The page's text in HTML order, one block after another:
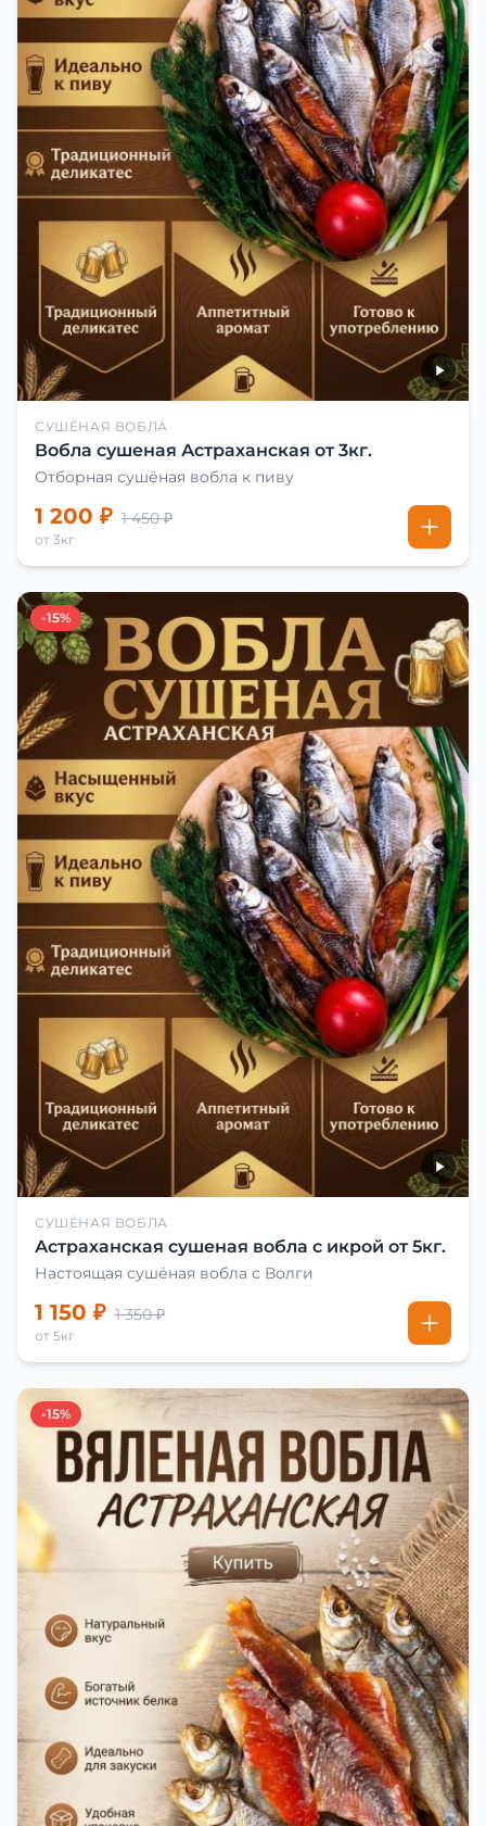
СУШЁНАЯ ВОБЛА
Вобла сушеная Астраханская от 3кг.
Отборная сушёная вобла к пиву
1 200 ₽ 1 450 ₽
от 3кг
-15%
СУШЁНАЯ ВОБЛА
Астраханская сушеная вобла с икрой от 5кг.
Настоящая сушёная вобла с Волги
1 150 ₽ 1 350 ₽
от 5кг
-15%